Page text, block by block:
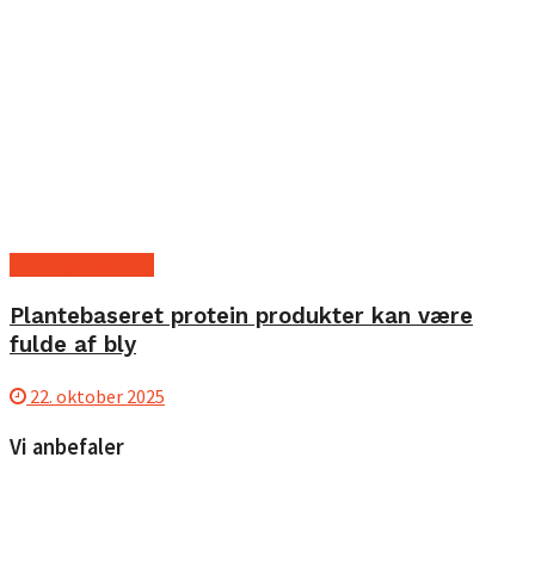
Plantebaseret protein produkter kan være
fulde af bly
22. oktober 2025
Vi anbefaler